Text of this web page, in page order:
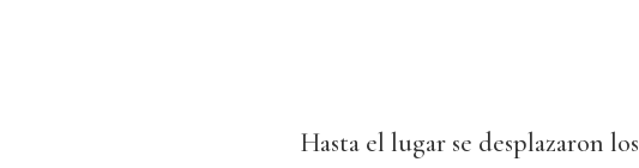
Hasta el lugar se desplazaron los